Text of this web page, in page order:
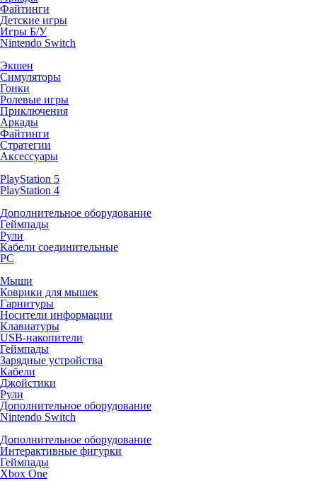
Файтинги
Детские игры
Игры Б/У
Nintendo Switch
Экшен
Симуляторы
Гонки
Ролевые игры
Приключения
Аркады
Файтинги
Стратегии
Аксессуары
PlayStation 5
PlayStation 4
Дополнительное оборудование
Геймпады
Рули
Кабели соединительные
PC
Мыши
Коврики для мышек
Гарнитуры
Носители информации
Клавиатуры
USB-накопители
Геймпады
Зарядные устройства
Кабели
Джойстики
Рули
Дополнительное оборудование
Nintendo Switch
Дополнительное оборудование
Интерактивные фигурки
Геймпады
Xbox One